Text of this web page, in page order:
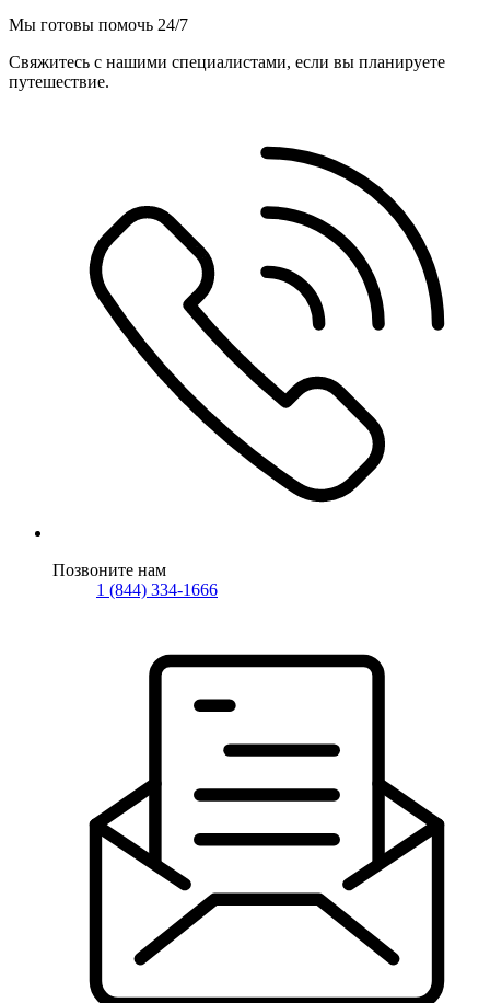
Мы готовы помочь 24/7
Свяжитесь с нашими специалистами, если вы планируете
путешествие.
Позвоните нам
1 (844) 334-1666